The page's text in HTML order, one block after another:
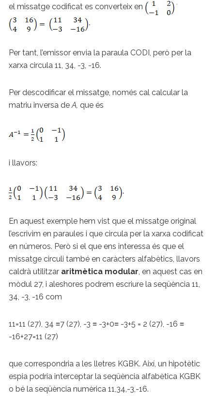
el missatge codificat es converteix en ·
.
Per tant, l’emissor envia la paraula CODI, però per la
xarxa circula 11, 34, -3, -16.
Per descodificar el missatge, només cal calcular la
matriu inversa deA, que és
i llavors:
.
En aquest exemple hem vist que el missatge original
l’escrivim en paraules i que circula per la xarxa codificat
en números. Però si el que ens interessa és que el
missatge circuli també en caràcters alfabètics, llavors
caldrà utilitzar aritmètica modular, en aquest cas en
mòdul 27, i aleshores podrem escriure la seqüència 11,
34, -3, -16 com
11=11 (27), 34 ≡7 (27), -3 ≡ -3+0≡ -3+5 = 2 (27), -16 ≡
-16+27=11 (27)
que correspondria a les lletres KGBK. Així, un hipotètic
espia podria interceptar la seqüència alfabètica KGBK
o bé la seqüència numèrica 11,34,-3,-16.